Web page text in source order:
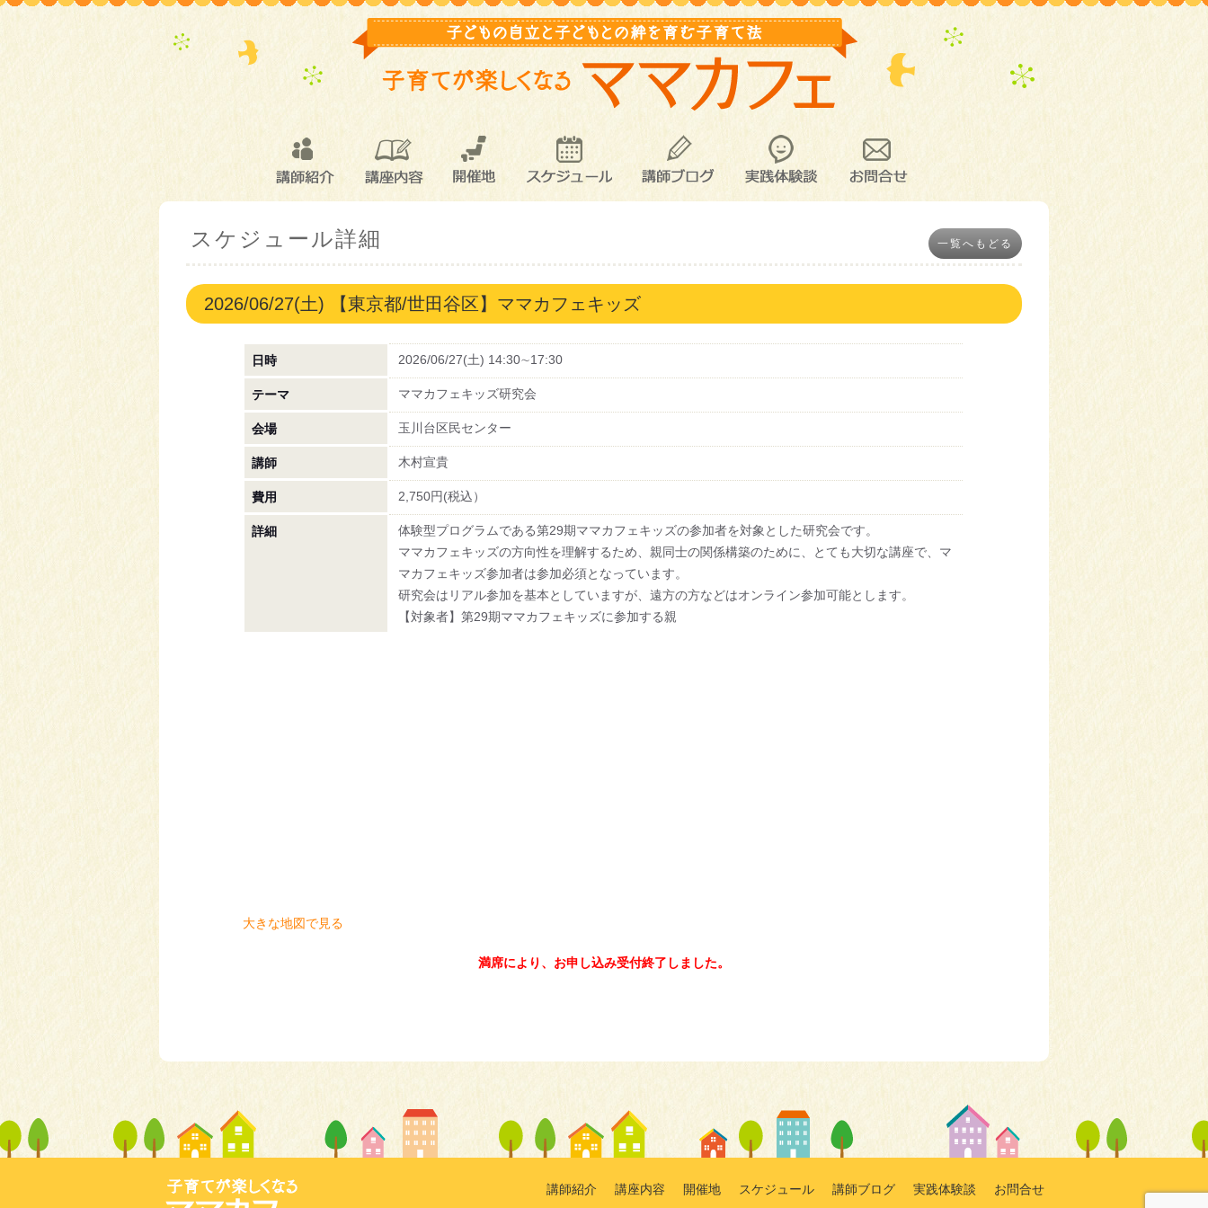
スケジュール詳細 一覧へもどる
2026/06/27(土) 【東京都/世田谷区】ママカフェキッズ
日時 2026/06/27(土) 14:30∼17:30
テーマ ママカフェキッズ研究会
会場 玉川台区民センター
講師 木村宣貴
費用 2,750円(税込）
詳細
体験型プログラムである第29期ママカフェキッズの参加者を対象とした研究会です。
ママカフェキッズの方向性を理解するため、親同士の関係構築のために、とても大切な講座で、マ
マカフェキッズ参加者は参加必須となっています。
研究会はリアル参加を基本としていますが、遠方の方などはオンライン参加可能とします。
【対象者】第29期ママカフェキッズに参加する親
大きな地図で見る
満席により、お申し込み受付終了しました。
講師紹介 講座内容 開催地 スケジュール 講師ブログ 実践体験談 お問合せ